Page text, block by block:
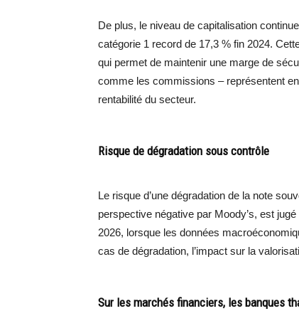
De plus, le niveau de capitalisation
catégorie 1 record de 17,3 % fin 2024.
qui permet de maintenir une marge de
comme les commissions – représentent
rentabilité du secteur.
Risque de dégradation sous contrôle
Le risque d’une dégradation de la note
perspective négative par Moody’s, est
2026, lorsque les données
cas de dégradation, l’impact sur la
Sur les marchés financiers, les banques